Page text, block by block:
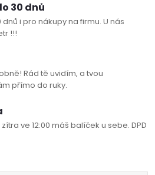
30 dnů
i pro nákupy na firmu. U nás
!!!
Rád tě uvidím, a tvou
přímo do ruky.
ve 12:00 máš balíček u sebe. DPD